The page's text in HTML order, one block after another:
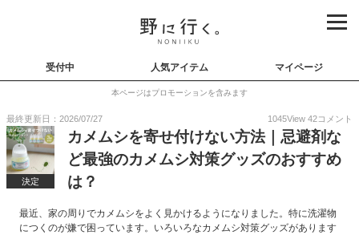
受付中 人気アイテム マイページ
本ページはプロモーションを含みます
最終更新日：2026/07/27 1045View 42コメント
決定
カメムシを寄せ付けない方法｜忌避剤な
ど最強のカメムシ対策グッズのおすすめ
は？
最近、家の周りでカメムシをよく見かけるようになりました。特に洗濯物
につくのが嫌で困っています。いろいろなカメムシ対策グッズがあります